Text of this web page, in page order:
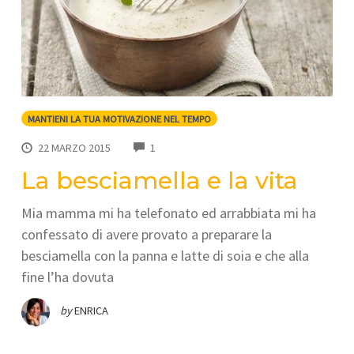
MANTIENI LA TUA MOTIVAZIONE NEL TEMPO
22 MARZO 2015 1
La besciamella e la vita
Mia mamma mi ha telefonato ed arrabbiata mi ha
confessato di avere provato a preparare la
besciamella con la panna e latte di soia e che alla
fine l’ha dovuta
byENRICA